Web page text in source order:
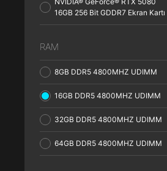
16GB 256 Bit GDDR7 Ekran Kartı
RAM
8GB DDR5 4800MHZ UDIMM
16GB DDR5 4800MHZ UDIMM
32GB DDR5 4800MHZ UDIMM
64GB DDR5 4800MHZ UDIMM